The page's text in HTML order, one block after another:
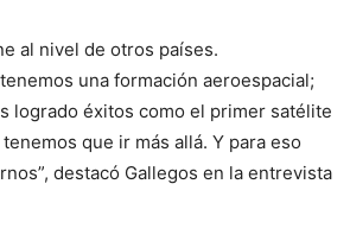
al nivel de otros países.
una formación aeroespacial;
logrado éxitos como el primer satélite
que ir más allá. Y para eso
destacó Gallegos en la entrevista